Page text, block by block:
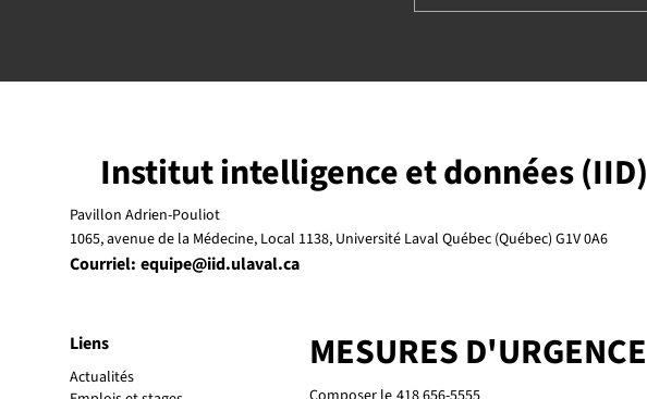
Liens
Actualités
MESURES D'URGENCE
Institut intelligence et données (IID)
Pavillon Adrien-Pouliot
1065, avenue de la Médecine, Local 1138, Université Laval Québec (Québec) G1V 0A6
Courriel: equipe@iid.ulaval.ca